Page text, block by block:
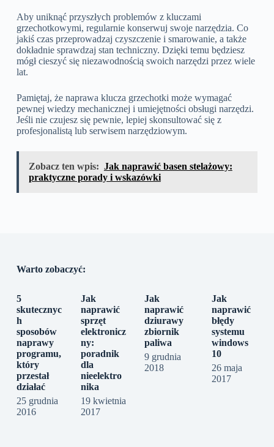
Aby uniknąć przyszłych problemów z kluczami
grzechotkowymi, regularnie konserwuj swoje narzędzia. Co
jakiś czas przeprowadzaj czyszczenie i smarowanie, a także
dokładnie sprawdzaj stan techniczny. Dzięki temu będziesz
mógł cieszyć się niezawodnością swoich narzędzi przez wiele
lat.
Pamiętaj, że naprawa klucza grzechotki może wymagać
pewnej wiedzy mechanicznej i umiejętności obsługi narzędzi.
Jeśli nie czujesz się pewnie, lepiej skonsultować się z
profesjonalistą lub serwisem narzędziowym.
Zobacz ten wpis: Jak naprawić basen stelażowy:
praktyczne porady i wskazówki
Warto zobaczyć:
5
skutecznyc
h
sposobów
naprawy
programu,
który
przestał
działać
25 grudnia
2016
Jak
naprawić
sprzęt
elektronicz
ny:
poradnik
dla
nieelektro
nika
19 kwietnia
2017
Jak
naprawić
dziurawy
zbiornik
paliwa
9 grudnia
2018
Jak
naprawić
błędy
systemu
windows
10
26 maja
2017